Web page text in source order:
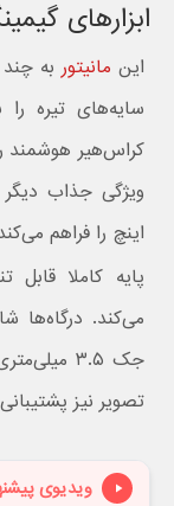
ابزارهای
این مانیتور
سایه‌های تیره
کراس‌هیر هوشمند
اینچ را فراهم
تصویر نیز
ویدیوی